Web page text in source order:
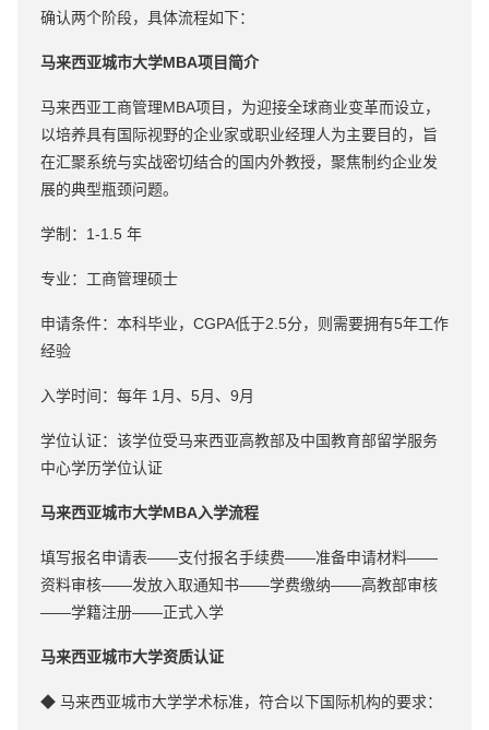
确认两个阶段，具体流程如下：
马来西亚城市大学MBA项目简介
马来西亚工商管理MBA项目，为迎接全球商业变革而设立，
以培养具有国际视野的企业家或职业经理人为主要目的，旨
在汇聚系统与实战密切结合的国内外教授，聚焦制约企业发
展的典型瓶颈问题。
学制：1-1.5 年
专业：工商管理硕士
申请条件：本科毕业，CGPA低于2.5分，则需要拥有5年工作
经验
入学时间：每年 1月、5月、9月
学位认证：该学位受马来西亚高教部及中国教育部留学服务
中心学历学位认证
马来西亚城市大学MBA入学流程
填写报名申请表——支付报名手续费——准备申请材料——
资料审核——发放入取通知书——学费缴纳——高教部审核
——学籍注册——正式入学
马来西亚城市大学资质认证
◆ 马来西亚城市大学学术标准，符合以下国际机构的要求：